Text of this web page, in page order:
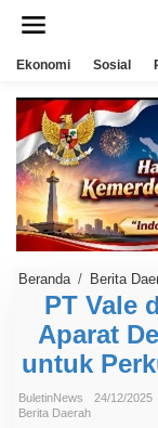
Ekonomi Sosial
Beranda / Berita
PT Vale
Aparat
untuk
BuletinNews
24/12/2025
Berita Daerah